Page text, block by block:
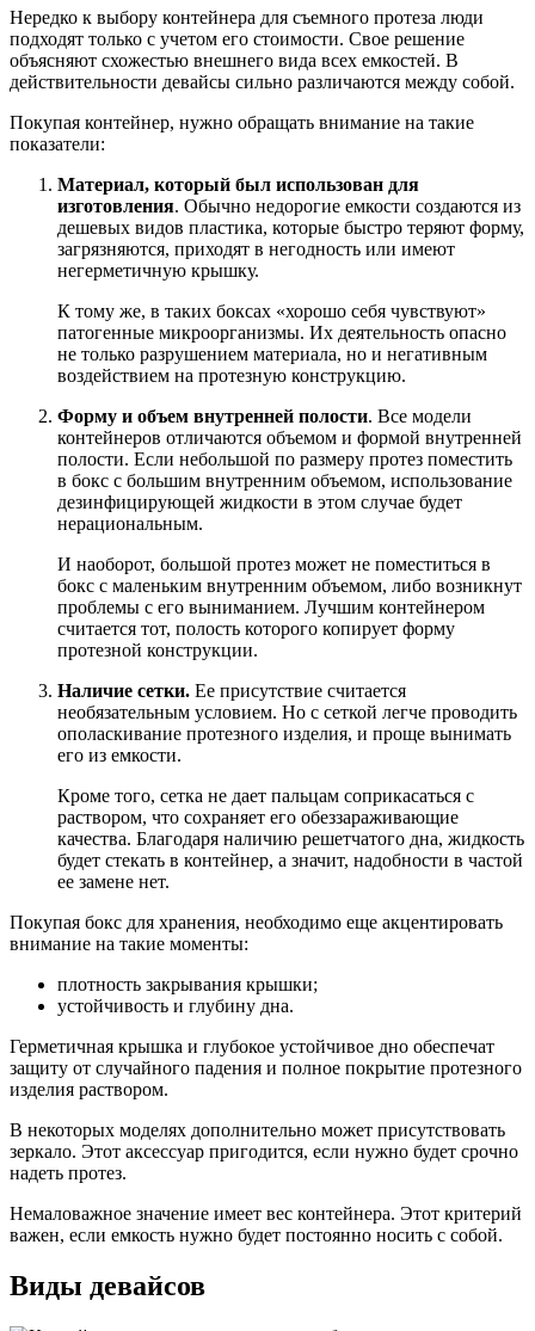
Нередко к выбору контейнера для съемного протеза люди
подходят только с учетом его стоимости. Свое решение
объясняют схожестью внешнего вида всех емкостей. В
действительности девайсы сильно различаются между собой.
Покупая контейнер, нужно обращать внимание на такие
показатели:
Материал, который был использован для
изготовления. Обычно недорогие емкости создаются из
дешевых видов пластика, которые быстро теряют форму,
загрязняются, приходят в негодность или имеют
негерметичную крышку.
К тому же, в таких боксах «хорошо себя чувствуют»
патогенные микроорганизмы. Их деятельность опасно
не только разрушением материала, но и негативным
воздействием на протезную конструкцию.
Форму и объем внутренней полости. Все модели
контейнеров отличаются объемом и формой внутренней
полости. Если небольшой по размеру протез поместить
в бокс с большим внутренним объемом, использование
дезинфицирующей жидкости в этом случае будет
нерациональным.
И наоборот, большой протез может не поместиться в
бокс с маленьким внутренним объемом, либо возникнут
проблемы с его выниманием. Лучшим контейнером
считается тот, полость которого копирует форму
протезной конструкции.
Наличие сетки. Ее присутствие считается
необязательным условием. Но с сеткой легче проводить
ополаскивание протезного изделия, и проще вынимать
его из емкости.
Кроме того, сетка не дает пальцам соприкасаться с
раствором, что сохраняет его обеззараживающие
качества. Благодаря наличию решетчатого дна, жидкость
будет стекать в контейнер, а значит, надобности в частой
ее замене нет.
Покупая бокс для хранения, необходимо еще акцентировать
внимание на такие моменты:
плотность закрывания крышки;
устойчивость и глубину дна.
Герметичная крышка и глубокое устойчивое дно обеспечат
защиту от случайного падения и полное покрытие протезного
изделия раствором.
В некоторых моделях дополнительно может присутствовать
зеркало. Этот аксессуар пригодится, если нужно будет срочно
надеть протез.
Немаловажное значение имеет вес контейнера. Этот критерий
важен, если емкость нужно будет постоянно носить с собой.
Виды девайсов